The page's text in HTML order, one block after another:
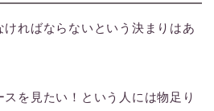
ればならないという決まりはあ
を見たい！という人には物足り